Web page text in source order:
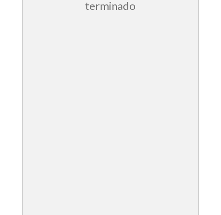
terminado